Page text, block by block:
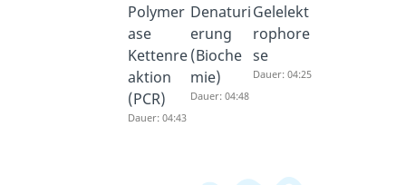
Polymer
ase
Kettenre
aktion
(PCR)
Dauer: 04:43
Denaturi
erung
(Bioche
mie)
Dauer: 04:48
Gelelekt
rophore
se
Dauer: 04:25